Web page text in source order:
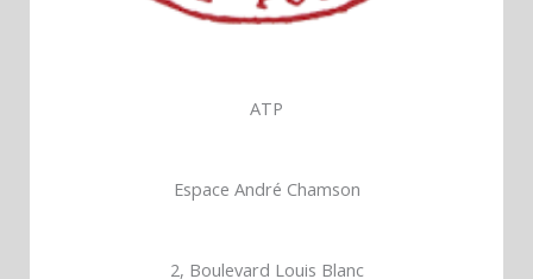
ATP
Espace André Chamson
2, Boulevard Louis Blanc